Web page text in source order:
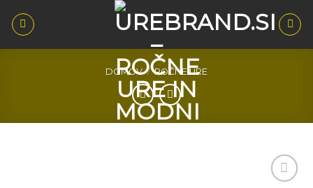
na
DOMOV / ROČNE URE